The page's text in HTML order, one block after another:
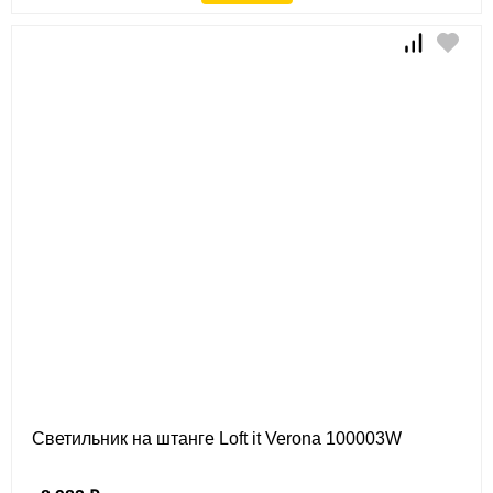
Светильник на штанге Loft it Verona 100003W